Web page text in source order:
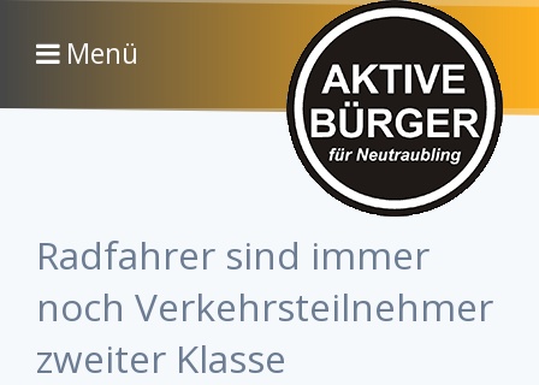
Menü
Radfahrer sind immer
noch Verkehrsteilnehmer
zweiter Klasse